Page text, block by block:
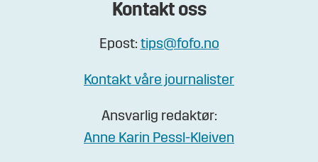
Kontakt oss
Epost: tips@fofo.no
Kontakt våre journalister
Ansvarlig redaktør:
Anne Karin Pessl-Kleiven